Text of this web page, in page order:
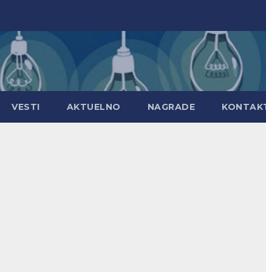
VESTI AKTUELNO NAGRADE